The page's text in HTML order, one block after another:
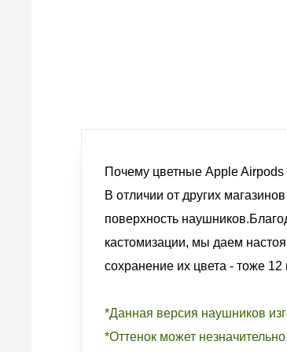
Почему цветные Apple
В отличии от других
поверхность
кастомизации, мы даем
сохранение их цвета - тоже
*Данная версия наушников
*Оттенок может